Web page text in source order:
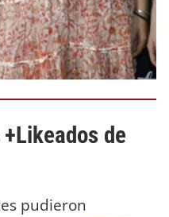
de
pudieron